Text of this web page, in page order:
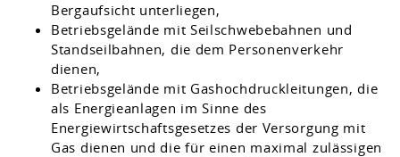
Bergaufsicht unterliegen,
Betriebsgelände mit Seilschwebebahnen und
Standseilbahnen, die dem Personenverkehr
dienen,
Betriebsgelände mit Gashochdruckleitungen, die
als Energieanlagen im Sinne des
Energiewirtschaftsgesetzes der Versorgung mit
Gas dienen und die für einen maximal zulässigen